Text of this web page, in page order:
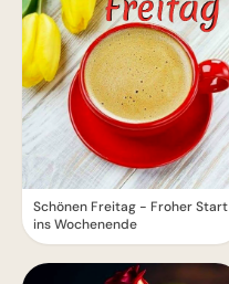
Schönen Freitag - Froher Start
ins Wochenende